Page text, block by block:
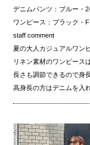
デニムパンツ：ブルー・
ワンピース：ブラック・F
staff comment
夏の大人カジュアルワン
リネン素材のワンピース
長さも調節できるので身
高身長の方はデニムを入